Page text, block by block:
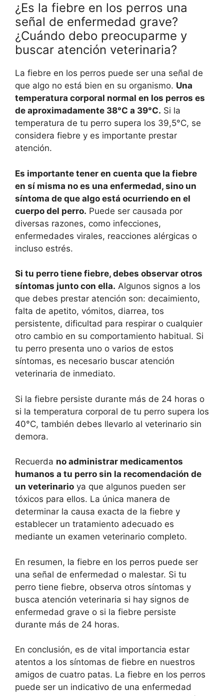
¿Es la fiebre en los perros una
señal de enfermedad grave?
¿Cuándo debo preocuparme y
buscar atención veterinaria?
La fiebre en los perros puede ser una señal de
que algo no está bien en su organismo. Una
temperatura corporal normal en los perros es
de aproximadamente 38°C a 39°C. Si la
temperatura de tu perro supera los 39,5°C, se
considera fiebre y es importante prestar
atención.
Es importante tener en cuenta que la fiebre
en sí misma no es una enfermedad, sino un
síntoma de que algo está ocurriendo en el
cuerpo del perro. Puede ser causada por
diversas razones, como infecciones,
enfermedades virales, reacciones alérgicas o
incluso estrés.
Si tu perro tiene fiebre, debes observar otros
síntomas junto con ella. Algunos signos a los
que debes prestar atención son: decaimiento,
falta de apetito, vómitos, diarrea, tos
persistente, dificultad para respirar o cualquier
otro cambio en su comportamiento habitual. Si
tu perro presenta uno o varios de estos
síntomas, es necesario buscar atención
veterinaria de inmediato.
Si la fiebre persiste durante más de 24 horas o
si la temperatura corporal de tu perro supera los
40°C, también debes llevarlo al veterinario sin
demora.
Recuerda no administrar medicamentos
humanos a tu perro sin la recomendación de
un veterinario ya que algunos pueden ser
tóxicos para ellos. La única manera de
determinar la causa exacta de la fiebre y
establecer un tratamiento adecuado es
mediante un examen veterinario completo.
En resumen, la fiebre en los perros puede ser
una señal de enfermedad o malestar. Si tu
perro tiene fiebre, observa otros síntomas y
busca atención veterinaria si hay signos de
enfermedad grave o si la fiebre persiste
durante más de 24 horas.
En conclusión, es de vital importancia estar
atentos a los síntomas de fiebre en nuestros
amigos de cuatro patas. La fiebre en los perros
puede ser un indicativo de una enfermedad